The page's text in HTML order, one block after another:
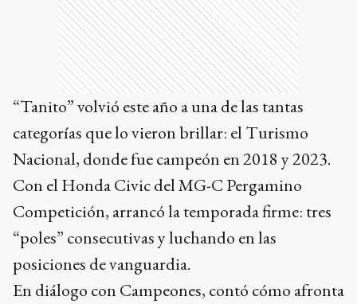
“Tanito” volvió este año a una de las tantas
categorías que lo vieron brillar: el Turismo
Nacional, donde fue campeón en 2018 y 2023.
Con el Honda Civic del MG-C Pergamino
Competición, arrancó la temporada firme: tres
“poles” consecutivas y luchando en las
posiciones de vanguardia.
En diálogo con Campeones, contó cómo afronta